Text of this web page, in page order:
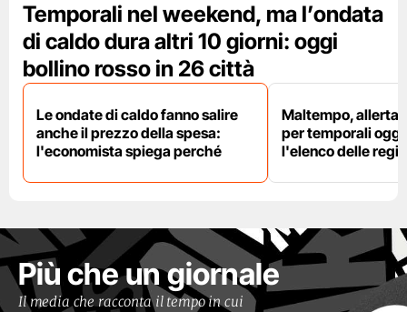
Temporali nel weekend, ma l’ondata
di caldo dura altri 10 giorni: oggi
bollino rosso in 26 città
Le ondate di caldo fanno salire
anche il prezzo della spesa:
l'economista spiega perché
Maltempo, allerta
per temporali oggi
l'elenco delle
Più che un giornale
Il media che racconta il tempo in cui